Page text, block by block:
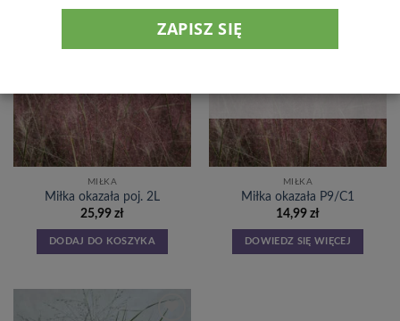
Dodaj
MIŁKA
Miłka okazała poj. 2L
25,99 zł
DODAJ DO KOSZYKA
MIŁKA
Miłka okazała P9/C1
14,99 zł
DOWIEDZ SIĘ WIĘCEJ